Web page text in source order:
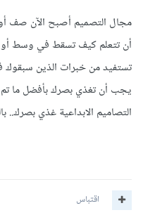
مجال التصميم أصبح الآن صف
أن تتعلم كيف تسقط في وسط
تستفيد من خبرات الذين
يجب أن تغذي بصرك بأفضل ما
التصاميم الابداعية غذي بصرك..
اقتباس